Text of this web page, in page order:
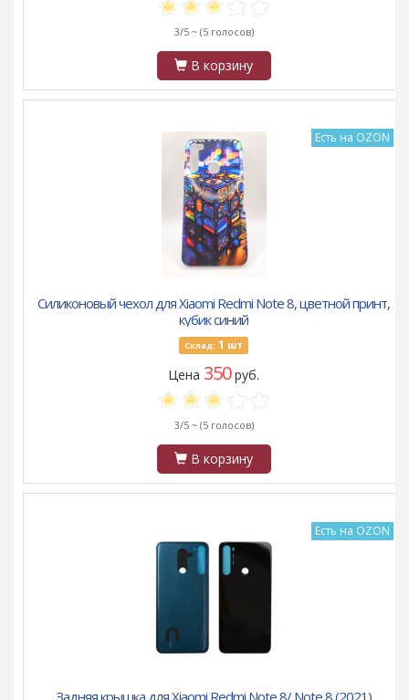
3/5 ~ (5 голосов)
В корзину
Есть на OZON
Силиконовый чехол для Xiaomi Redmi Note 8, цветной принт,
кубик синий
Склад: 1 шт
Цена 350руб.
3/5 ~ (5 голосов)
В корзину
Есть на OZON